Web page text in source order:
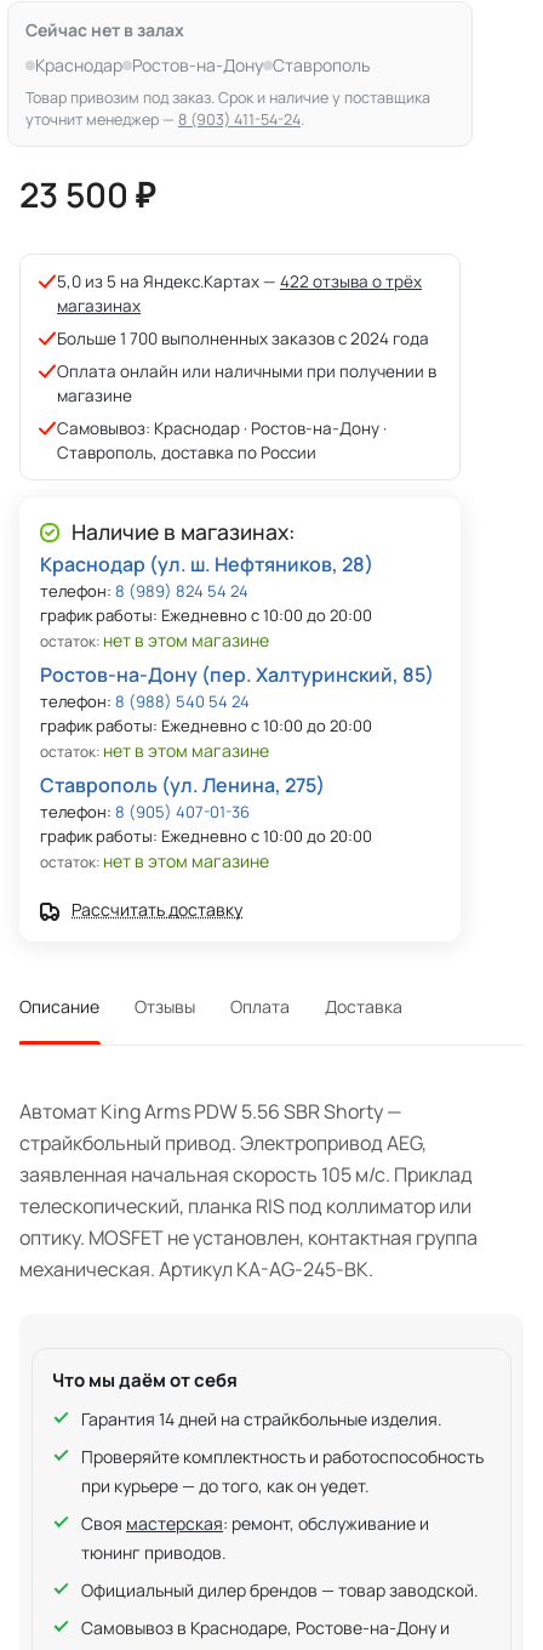
Сейчас нет в залах
Краснодар Ростов-на-Дону Ставрополь
Товар привозим под заказ. Срок и наличие у поставщика
уточнит менеджер — 8 (903) 411-54-24.
23 500 ₽
5,0 из 5 на Яндекс.Картах — 422 отзыва о трёх
магазинах
Больше 1 700 выполненных заказов с 2024 года
Оплата онлайн или наличными при получении в
магазине
Самовывоз: Краснодар · Ростов-на-Дону ·
Ставрополь, доставка по России
Наличие в магазинах:
Краснодар (ул. ш. Нефтяников, 28)
телефон: 8 (989) 824 54 24
график работы: Ежедневно с 10:00 до 20:00
остаток: нет в этом магазине
Ростов-на-Дону (пер. Халтуринский, 85)
телефон: 8 (988) 540 54 24
график работы: Ежедневно с 10:00 до 20:00
остаток: нет в этом магазине
Ставрополь (ул. Ленина, 275)
телефон: 8 (905) 407-01-36
график работы: Ежедневно с 10:00 до 20:00
остаток: нет в этом магазине
Рассчитать доставку
Описание Отзывы Оплата Доставка
Автомат King Arms PDW 5.56 SBR Shorty —
страйкбольный привод. Электропривод AEG,
заявленная начальная скорость 105 м/с. Приклад
телескопический, планка RIS под коллиматор или
оптику. MOSFET не установлен, контактная группа
механическая. Артикул KA-AG-245-BK.
Что мы даём от себя
Гарантия 14 дней на страйкбольные изделия.
Проверяйте комплектность и работоспособность
при курьере — до того, как он уедет.
Своя мастерская: ремонт, обслуживание и
тюнинг приводов.
Официальный дилер брендов — товар заводской.
Самовывоз в Краснодаре, Ростове-на-Дону и